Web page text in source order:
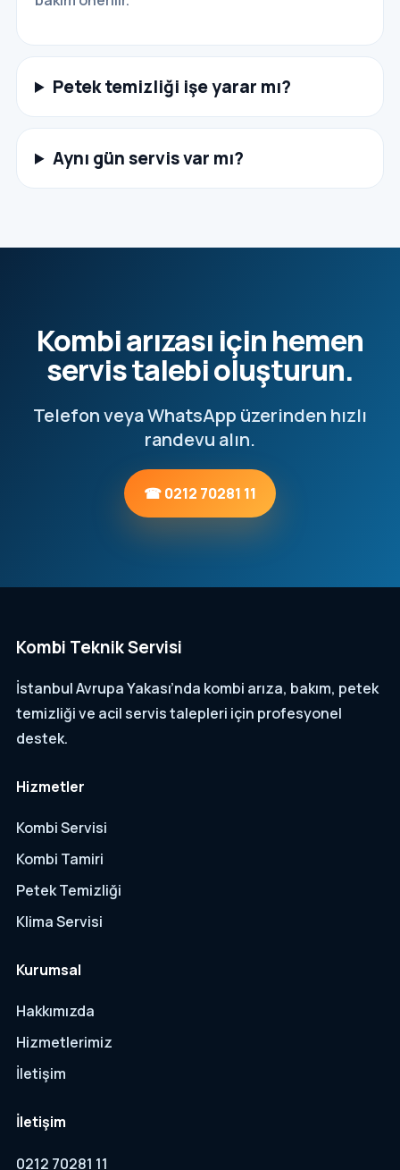
Petek temizliği işe yarar mı?
Aynı gün servis var mı?
Kombi arızası için hemen
servis talebi oluşturun.
Telefon veya WhatsApp üzerinden hızlı
randevu alın.
☎ 0212 70281 11
Kombi Teknik Servisi
İstanbul Avrupa Yakası’nda kombi arıza, bakım, petek
temizliği ve acil servis talepleri için profesyonel
destek.
Hizmetler
Kombi Servisi
Kombi Tamiri
Petek Temizliği
Klima Servisi
Kurumsal
Hakkımızda
Hizmetlerimiz
İletişim
İletişim
0212 70281 11